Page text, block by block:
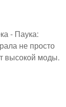
- Паука:
не просто
высокой моды.